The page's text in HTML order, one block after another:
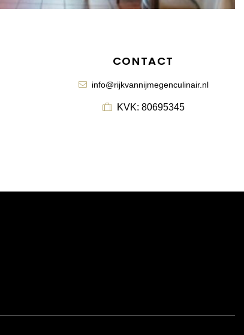
CONTACT
info@rijkvannijmegenculinair.nl
KVK: 80695345